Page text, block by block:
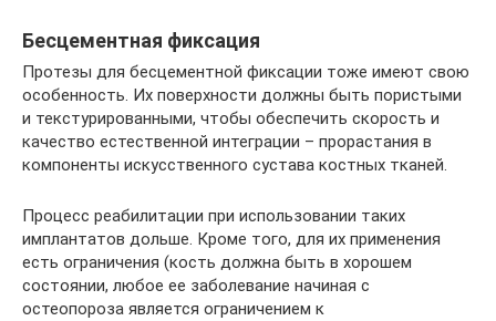
Бесцементная фиксация
Протезы для бесцементной фиксации тоже имеют свою
особенность. Их поверхности должны быть пористыми
и текстурированными, чтобы обеспечить скорость и
качество естественной интеграции – прорастания в
компоненты искусственного сустава костных тканей.
Процесс реабилитации при использовании таких
имплантатов дольше. Кроме того, для их применения
есть ограничения (кость должна быть в хорошем
состоянии, любое ее заболевание начиная с
остеопороза является ограничением к